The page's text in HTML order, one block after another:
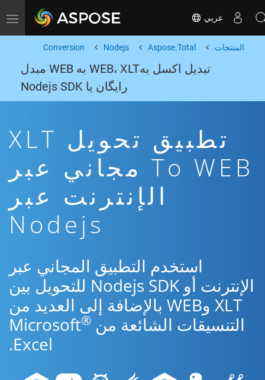
Toggle navigation عربي
المنتجات Aspose.Total
Nodejs
Conversion
تبدیل اکسل بهWEB، XLT به WEB مبدل
رایگان یا Nodejs SDK
تطبيق تحويل XLT
To WEB مجاني عبر
الإنترنت عبر
Nodejs
استخدم التطبيق المجاني عبر
الإنترنت أو Nodejs SDK للتحويل بين
XLT وWEB بالإضافة إلى العديد من
التنسيقات الشائعة من Microsoft ®
Excel.